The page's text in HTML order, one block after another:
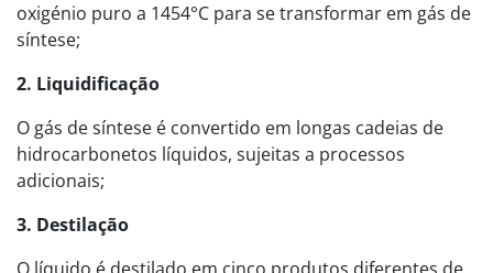
oxigénio puro a 1454°C para se transformar em gás de
síntese;
2. Liquidificação
O gás de síntese é convertido em longas cadeias de
hidrocarbonetos líquidos, sujeitas a processos
adicionais;
3. Destilação